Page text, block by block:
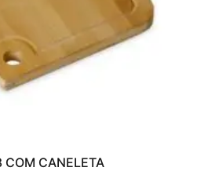
COM CANELETA